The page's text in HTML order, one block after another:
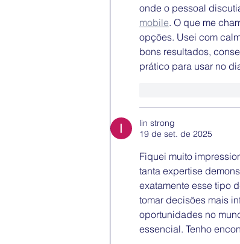
onde o pessoal
mobile. O que me
opções. Usei com
bons resultados,
prático para usar no
lin strong
19 de set. de 2025
Fiquei muito
tanta expertise
exatamente esse tipo
tomar decisões mais
oportunidades no
essencial. Tenho